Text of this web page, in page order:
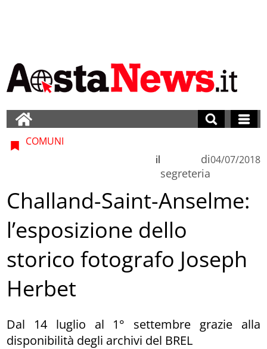
COMUNI
di
segreteria
il 04/07/2018
Challand-Saint-Anselme:
l’esposizione dello
storico fotografo Joseph
Herbet
Dal 14 luglio al 1° settembre grazie alla
disponibilità degli archivi del BREL